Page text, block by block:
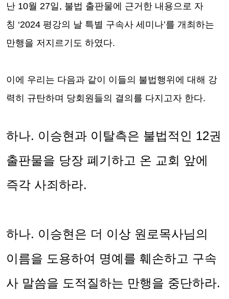
난 10월 27일, 불법 출판물에 근거한 내용으로 자
칭 ‘2024 평강의 날 특별 구속사 세미나’를 개최하는
만행을 저지르기도 하였다.
이에 우리는 다음과 같이 이들의 불법행위에 대해 강
력히 규탄하며 당회원들의 결의를 다지고자 한다.
하나. 이승현과 이탈측은 불법적인 12권
출판물을 당장 폐기하고 온 교회 앞에
즉각 사죄하라.
하나. 이승현은 더 이상 원로목사님의
이름을 도용하여 명예를 훼손하고 구속
사 말씀을 도적질하는 만행을 중단하라.